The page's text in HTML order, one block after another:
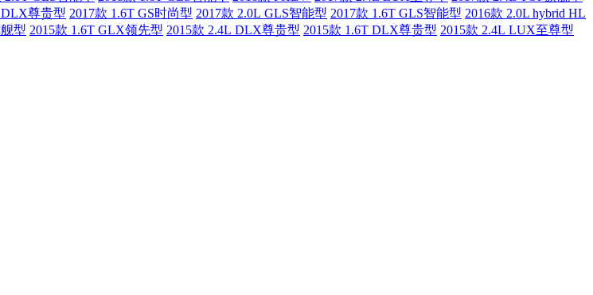
DLX尊贵型 2017款 1.6T GS时尚型 2017款 2.0L GLS智能型 2017款 1.6T GLS智能型 2016款 2.0L hybrid HL
型 2015款 1.6T GLX领先型 2015款 2.4L DLX尊贵型 2015款 1.6T DLX尊贵型 2015款 2.4L LUX至尊型